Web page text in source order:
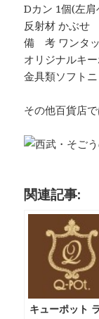
Dカン 1個(左
反射材 かぶせ
備 考 ワンタッ
オリジナルキ
金具類ソフト
その他百貨店
関連記事:
キューポット